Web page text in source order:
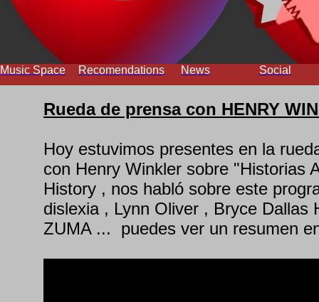
Music Space Recomendations News Social
Rueda de prensa con HENRY
Hoy estuvimos presentes en la
con Henry Winkler sobre "Historias
History , nos habló sobre este
dislexia , Lynn Oliver , Bryce Dallas
ZUMA ... puedes ver un resumen